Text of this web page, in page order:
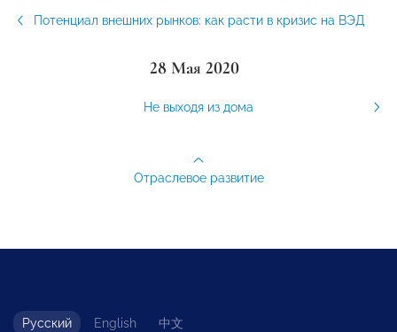
Потенциал внешних рынков: как расти в кризис на ВЭД
28 Мая 2020
Не выходя из дома
Отраслевое развитие
Русский English 中文